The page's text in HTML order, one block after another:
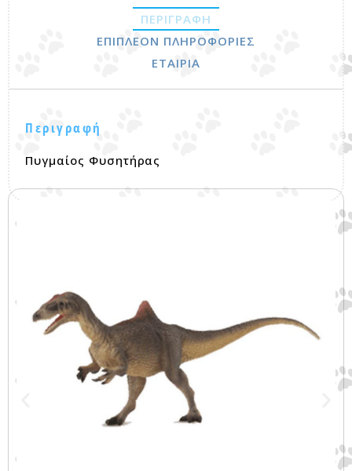
ΠΕΡΙΓΡΑΦΉ
ΕΠΙΠΛΈΟΝ ΠΛΗΡΟΦΟΡΊΕΣ
ΕΤΑΙΡΊΑ
Περιγραφή
Πυγμαίος Φυσητήρας